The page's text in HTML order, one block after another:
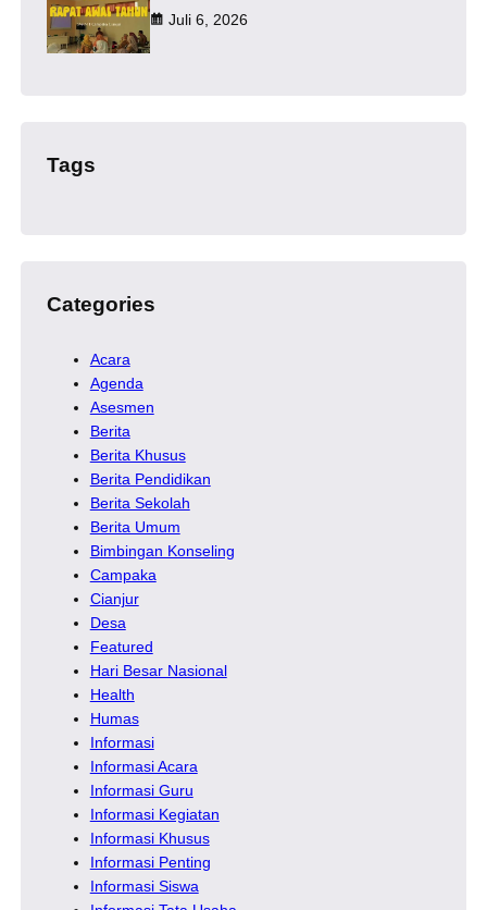
Juli 6, 2026
Tags
Categories
Acara
Agenda
Asesmen
Berita
Berita Khusus
Berita Pendidikan
Berita Sekolah
Berita Umum
Bimbingan Konseling
Campaka
Cianjur
Desa
Featured
Hari Besar Nasional
Health
Humas
Informasi
Informasi Acara
Informasi Guru
Informasi Kegiatan
Informasi Khusus
Informasi Penting
Informasi Siswa